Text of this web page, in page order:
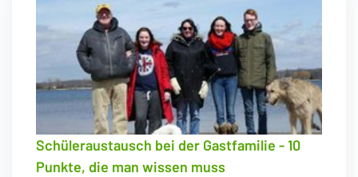
Schüleraustausch bei der Gastfamilie - 10
Punkte, die man wissen muss